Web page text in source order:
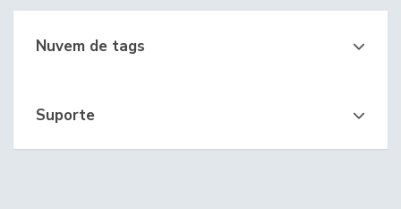
Nuvem de tags
Suporte